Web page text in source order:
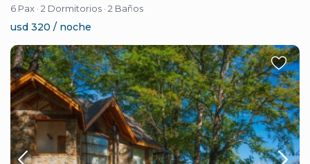
6 Pax · 2 Dormitorios · 2 Baños
usd 320 / noche